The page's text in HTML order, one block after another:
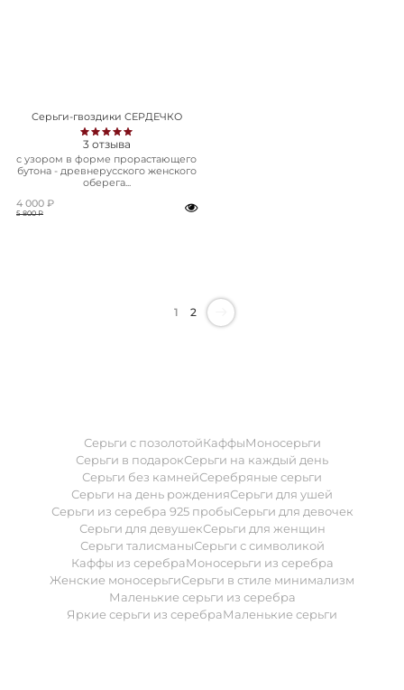
Серьги-гвоздики СЕРДЕЧКО
3 отзыва
с узором в форме прорастающего
бутона - древнерусского женского
оберега...
4 000 ₽
5 800 ₽
1 2
Серьги с позолотойКаффыМоносерьги
Серьги в подарокСерьги на каждый день
Серьги без камнейСеребряные серьги
Серьги на день рожденияСерьги для ушей
Серьги из серебра 925 пробыСерьги для девочек
Серьги для девушекСерьги для женщин
Серьги талисманыСерьги с символикой
Каффы из серебраМоносерьги из серебра
Женские моносерьгиСерьги в стиле минимализм
Маленькие серьги из серебра
Яркие серьги из серебраМаленькие серьги